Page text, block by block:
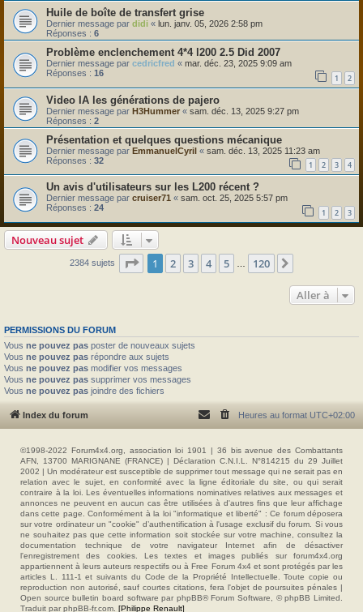
Huile de boîte de transfert grise
Dernier message par didi « lun. janv. 05, 2026 2:58 pm
Réponses : 6
Problème enclenchement 4*4 l200 2.5 Did 2007
Dernier message par cedricfred « mar. déc. 23, 2025 9:09 am
Réponses : 16 1 2
Video IA les générations de pajero
Dernier message par H3Hummer « sam. déc. 13, 2025 9:27 pm
Réponses : 2
Présentation et quelques questions mécanique
Dernier message par EmmanuelCyril « sam. déc. 13, 2025 11:23 am
Réponses : 32 1 2 3 4
Un avis d'utilisateurs sur les L200 récent ?
Dernier message par cruiser71 « sam. oct. 25, 2025 5:57 pm
Réponses : 24 1 2 3
Nouveau sujet
2384 sujets Page 1sur120
1 2 3 4 5 120
Aller à
PERMISSIONS DU FORUM
Vous ne pouvez pas poster de nouveaux sujets
Vous ne pouvez pas répondre aux sujets
Vous ne pouvez pas modifier vos messages
Vous ne pouvez pas supprimer vos messages
Vous ne pouvez pas joindre des fichiers
Index du forum Heures au format UTC+02:00
©1998-2022 Forum4x4.org, association loi 1901 | 36 bis avenue des Combattants
AFN, 13700 MARIGNANE (FRANCE) | Déclaration C.N.I.L. N°814215 du 29 Juillet
2002 | Un modérateur est susceptible de supprimer tout message qui ne serait pas en
relation avec le sujet, en conformité avec la ligne éditoriale du site, ou qui serait
contraire à la loi. Les éventuelles informations nominatives relatives aux messages et
annonces ne peuvent en aucun cas être utilisées à d'autres fins que leur affichage
dans cette page. Conformément à la loi "informatique et liberté" : Ce forum déposera
sur votre ordinateur un "cookie" d’authentification à l'usage exclusif du forum. Si vous
ne souhaitez pas que cette information soit stockée sur votre machine, consultez la
documentation technique de votre navigateur Internet afin de désactiver
l'enregistrement des cookies. Les textes et images publiés sur forum4x4.org
appartiennent à leurs auteurs respectifs ou à Free Forum 4x4 et sont protégés par les
articles L. 111-1 et suivants du Code de la Propriété Intellectuelle. Toute copie ou
reproduction non autorisé, sauf courtes citations, fera l'objet de poursuites pénales |
Open source bulletin board software par phpBB® Forum Software, © phpBB Limited.
Traduit par phpBB-fr.com. [Philippe Renault]